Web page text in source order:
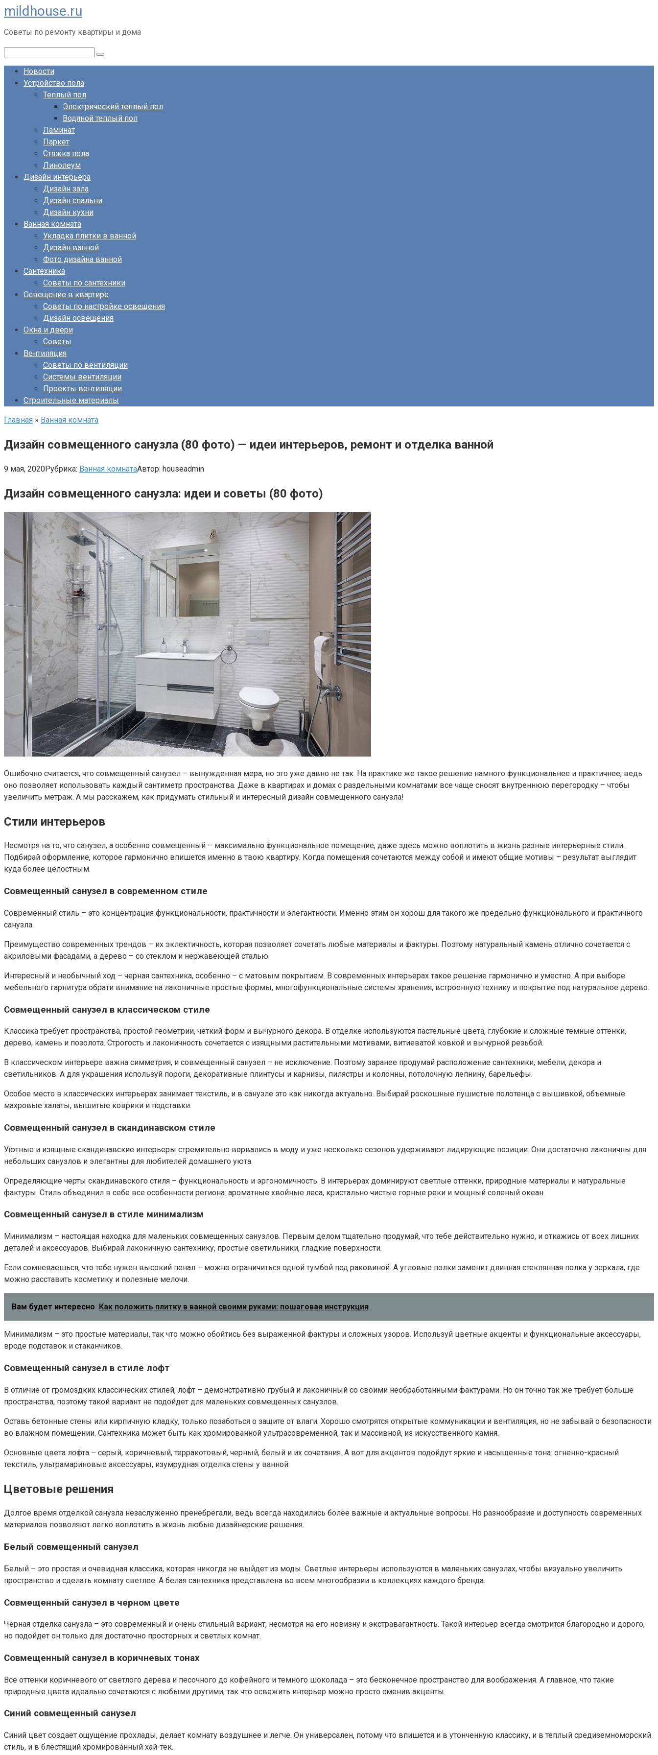
Перейти
к
контенту
mildhouse.ru
Советы по ремонту квартиры и дома
Новости
Устройство пола
Теплый пол
Электрический теплый пол
Водяной теплый пол
Ламинат
Паркет
Стяжка пола
Линолеум
Дизайн интерьера
Дизайн зала
Дизайн спальни
Дизайн кухни
Ванная комната
Укладка плитки в ванной
Дизайн ванной
Фото дизайна ванной
Сантехника
Советы по сантехники
Освещение в квартире
Советы по настройке освещения
Дизайн освещения
Окна и двери
Советы
Вентиляция
Советы по вентиляции
Системы вентиляции
Проекты вентиляции
Строительные материалы
Главная » Ванная комната
Дизайн совмещенного санузла (80 фото) — идеи интерьеров, ремонт и отделка ванной
9 мая, 2020Рубрика: Ванная комнатаАвтор: houseadmin
Дизайн совмещенного санузла: идеи и советы (80 фото)
Ошибочно считается, что совмещенный санузел – вынужденная мера, но это уже давно не так. На практике же такое решение намного функциональнее и практичнее, ведь
оно позволяет использовать каждый сантиметр пространства. Даже в квартирах и домах с раздельными комнатами все чаще сносят внутреннюю перегородку – чтобы
увеличить метраж. А мы расскажем, как придумать стильный и интересный дизайн совмещенного санузла!
Стили интерьеров
Несмотря на то, что санузел, а особенно совмещенный – максимально функциональное помещение, даже здесь можно воплотить в жизнь разные интерьерные стили.
Подбирай оформление, которое гармонично впишется именно в твою квартиру. Когда помещения сочетаются между собой и имеют общие мотивы – результат выглядит
куда более целостным.
Совмещенный санузел в современном стиле
Современный стиль – это концентрация функциональности, практичности и элегантности. Именно этим он хорош для такого же предельно функционального и практичного
санузла.
Преимущество современных трендов – их эклектичность, которая позволяет сочетать любые материалы и фактуры. Поэтому натуральный камень отлично сочетается с
акриловыми фасадами, а дерево – со стеклом и нержавеющей сталью.
Интересный и необычный ход – черная сантехника, особенно – с матовым покрытием. В современных интерьерах такое решение гармонично и уместно. А при выборе
мебельного гарнитура обрати внимание на лаконичные простые формы, многофункциональные системы хранения, встроенную технику и покрытие под натуральное дерево.
Совмещенный санузел в классическом стиле
Классика требует пространства, простой геометрии, четкий форм и вычурного декора. В отделке используются пастельные цвета, глубокие и сложные темные оттенки,
дерево, камень и позолота. Строгость и лаконичность сочетается с изящными растительными мотивами, витиеватой ковкой и вычурной резьбой.
В классическом интерьере важна симметрия, и совмещенный санузел – не исключение. Поэтому заранее продумай расположение сантехники, мебели, декора и
светильников. А для украшения используй пороги, декоративные плинтусы и карнизы, пилястры и колонны, потолочную лепнину, барельефы.
Особое место в классических интерьерах занимает текстиль, и в санузле это как никогда актуально. Выбирай роскошные пушистые полотенца с вышивкой, объемные
махровые халаты, вышитые коврики и подставки.
Совмещенный санузел в скандинавском стиле
Уютные и изящные скандинавские интерьеры стремительно ворвались в моду и уже несколько сезонов удерживают лидирующие позиции. Они достаточно лаконичны для
небольших санузлов и элегантны для любителей домашнего уюта.
Определяющие черты скандинавского стиля – функциональность и эргономичность. В интерьерах доминируют светлые оттенки, природные материалы и натуральные
фактуры. Стиль объединил в себе все особенности региона: ароматные хвойные леса, кристально чистые горные реки и мощный соленый океан.
Совмещенный санузел в стиле минимализм
Минимализм – настоящая находка для маленьких совмещенных санузлов. Первым делом тщательно продумай, что тебе действительно нужно, и откажись от всех лишних
деталей и аксессуаров. Выбирай лаконичную сантехнику, простые светильники, гладкие поверхности.
Если сомневаешься, что тебе нужен высокий пенал – можно ограничиться одной тумбой под раковиной. А угловые полки заменит длинная стеклянная полка у зеркала, где
можно расставить косметику и полезные мелочи.
Вам будет интересно Как положить плитку в ванной своими руками: пошаговая инструкция
Минимализм – это простые материалы, так что можно обойтись без выраженной фактуры и сложных узоров. Используй цветные акценты и функциональные аксессуары,
вроде подставок и стаканчиков.
Совмещенный санузел в стиле лофт
В отличие от громоздких классических стилей, лофт – демонстративно грубый и лаконичный со своими необработанными фактурами. Но он точно так же требует больше
пространства, поэтому такой вариант не подойдет для маленьких совмещенных санузлов.
Оставь бетонные стены или кирпичную кладку, только позаботься о защите от влаги. Хорошо смотрятся открытые коммуникации и вентиляция, но не забывай о безопасности
во влажном помещении. Сантехника может быть как хромированной ультрасовременной, так и массивной, из искусственного камня.
Основные цвета лофта – серый, коричневый, терракотовый, черный, белый и их сочетания. А вот для акцентов подойдут яркие и насыщенные тона: огненно-красный
текстиль, ультрамариновые аксессуары, изумрудная отделка стены у ванной.
Цветовые решения
Долгое время отделкой санузла незаслуженно пренебрегали, ведь всегда находились более важные и актуальные вопросы. Но разнообразие и доступность современных
материалов позволяют легко воплотить в жизнь любые дизайнерские решения.
Белый совмещенный санузел
Белый – это простая и очевидная классика, которая никогда не выйдет из моды. Светлые интерьеры используются в маленьких санузлах, чтобы визуально увеличить
пространство и сделать комнату светлее. А белая сантехника представлена во всем многообразии в коллекциях каждого бренда.
Совмещенный санузел в черном цвете
Черная отделка санузла – это современный и очень стильный вариант, несмотря на его новизну и экстравагантность. Такой интерьер всегда смотрится благородно и дорого,
но подойдет он только для достаточно просторных и светлых комнат.
Совмещенный санузел в коричневых тонах
Все оттенки коричневого от светлого дерева и песочного до кофейного и темного шоколада – это бесконечное пространство для воображения. А главное, что такие
природные цвета идеально сочетаются с любыми другими, так что освежить интерьер можно просто сменив акценты.
Синий совмещенный санузел
Синий цвет создает ощущение прохлады, делает комнату воздушнее и легче. Он универсален, потому что впишется и в утонченную классику, и в теплый средиземноморский
стиль, и в блестящий хромированный хай-тек.